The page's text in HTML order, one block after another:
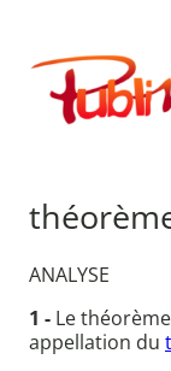
contenu
Publimath
ANALYSE
1 - Le
appellation du